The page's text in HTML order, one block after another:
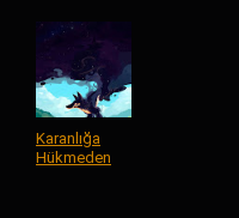
Karanlığa
Hükmeden